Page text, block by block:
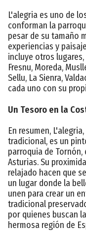
L'alegria es uno de
conforman la
pesar de su tamaño
experiencias y
incluye otros lugares,
Fresnu, Moreda,
Sellu, La Sienra,
cada uno con su
Un Tesoro en la
En resumen,
tradicional, es un
parroquia de
Asturias. Su
relajado hacen que
un lugar donde la
unen para crear un
tradicional
por quienes buscan
hermosa región de